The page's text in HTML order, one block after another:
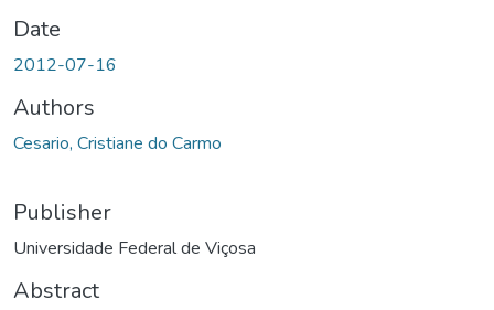
Date
2012-07-16
Authors
Cesario, Cristiane do Carmo
Publisher
Universidade Federal de Viçosa
Abstract